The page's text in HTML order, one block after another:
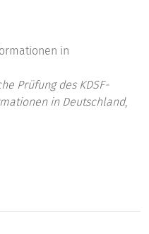
in
Prüfung des KDSF-
in Deutschland,